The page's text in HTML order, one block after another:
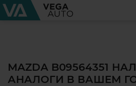
MAZDA B09564351
АНАЛОГИ В ВАШЕМ